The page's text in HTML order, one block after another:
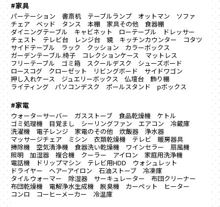
#家具
パーテーション 書斎机 テーブルランプ オットマン
ソファ
チェア
ベッド タンス 本棚 家具その他
食器棚
ダイニングテーブル
キャビネット ローテーブル
ドレッサー
チェスト
テレビ台 レンジ台 鏡 キッチンカウンター
コタツ
サイドテーブル
ラック クッション
カラーボックス
ガーデンテーブル.椅子
コレクションケース
マットレス
フリーテーブル
ゴミ箱 スクールデスク
シューズボード
ロースコグ
クローゼット リビングボード
サイドワゴン
押し入れケース
ジュエリーボックス 仏壇台
飾り棚
ライティング
パソコンデスク ポールスタンド pボックス
#家電
ウォーターサーバー ガスストーブ 食品乾燥機
ケトル
ゴミ処理機
目覚まし シーリングファン エアコン
冷蔵庫
洗濯機
電子レンジ 家電のその他 炊飯器
浄水器
マッサージチェア
ミシン 衣類乾燥機 テレビ
暖房器具
掃除機
空気清浄機 食器洗い乾燥機 ワインセラー
扇風機
照明
加湿器 複合機 クーラー アイロン
家庭用洗浄機
電話機
ドリップマシン テレビ用HDD
ウォシュレット
ドライヤー
ヘアーアイロン 石油ストーブ
冷凍庫
タイルウォーマー
除湿器 サーキュレーター
布団クリーナー
布団乾燥機
電解浄水生成機 脱臭機 カーペット
ヒーター
コンロ
コーヒーメーカー 冷温庫